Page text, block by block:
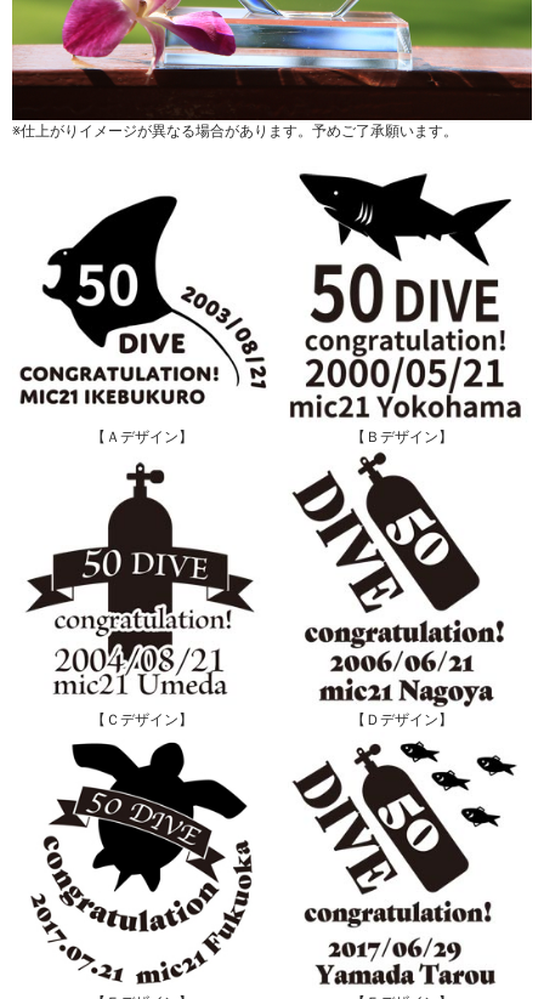
※仕上がりイメージが異なる場合があります。予めご了承願います。
【Ａデザイン】 【Ｂデザイン】
【Ｃデザイン】 【Ｄデザイン】